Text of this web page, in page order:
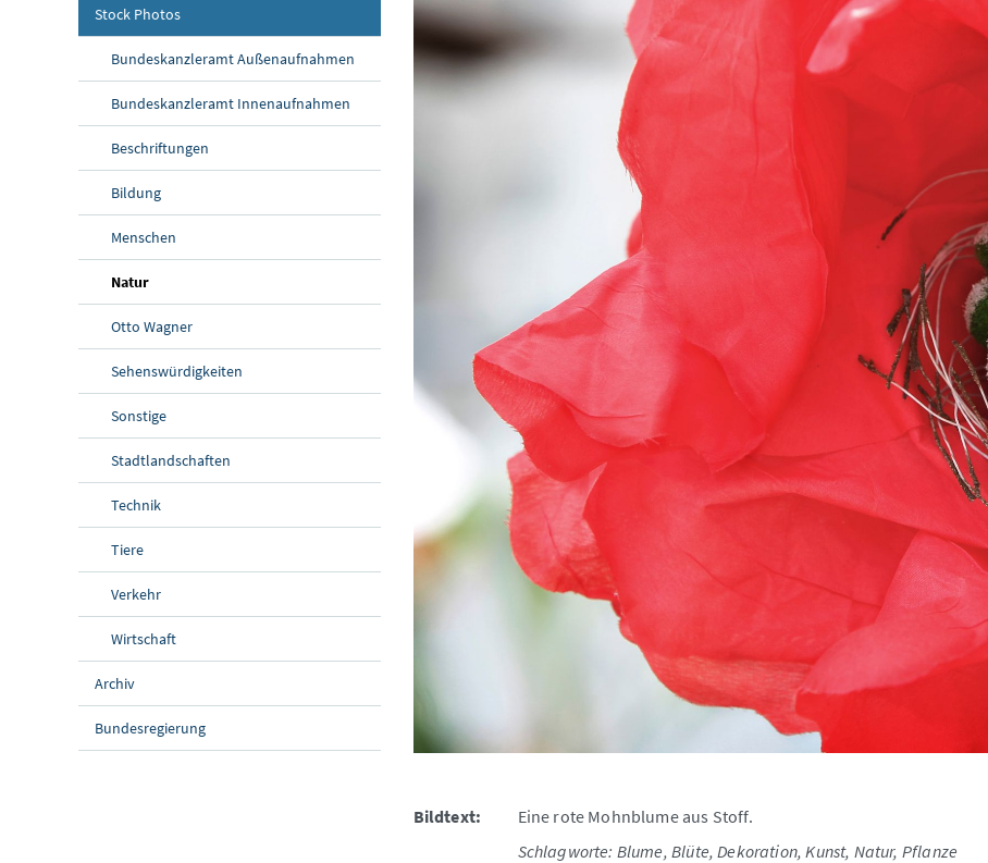
Stock Photos
Bundeskanzleramt Außenaufnahmen
Bundeskanzleramt Innenaufnahmen
Beschriftungen
Bildung
Menschen
Natur
Otto Wagner
Sehenswürdigkeiten
Sonstige
Stadtlandschaften
Technik
Tiere
Verkehr
Wirtschaft
Archiv
Bundesregierung
Bildtext:
Eine rote Mohnblume aus Stoff.
Schlagworte: Blume, Blüte, Dekoration, Kunst, Natur, Pflanze